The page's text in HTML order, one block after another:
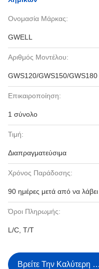
Ονομασία Μάρκας:
GWELL
Αριθμός Μοντέλου:
GWS120/GWS150/GWS180
Επικαιροποίηση:
1 σύνολο
Τιμή:
Διαπραγματεύσιμα
Χρόνος Παράδοσης:
90 ημέρες μετά από να
Όροι Πληρωμής:
L/C, T/T
Βρείτε Την Καλύτερη